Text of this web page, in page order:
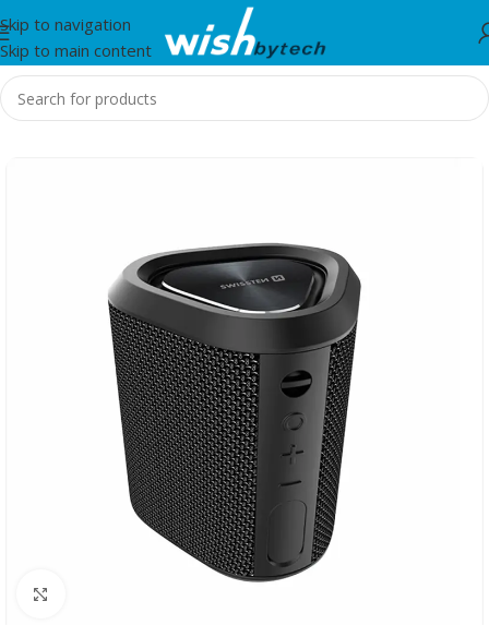
Skip to navigation
Skip to main content
Home/IT